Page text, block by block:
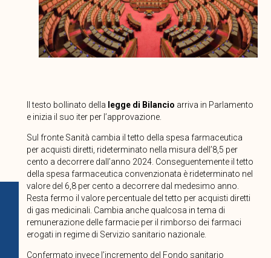
Il testo bollinato della legge di Bilancio arriva in Parlamento
e inizia il suo iter per l’approvazione.
Sul fronte Sanità cambia il tetto della spesa farmaceutica
per acquisti diretti, rideterminato nella misura dell’8,5 per
cento a decorrere dall’anno 2024. Conseguentemente il tetto
della spesa farmaceutica convenzionata è rideterminato nel
valore del 6,8 per cento a decorrere dal medesimo anno.
Resta fermo il valore percentuale del tetto per acquisti diretti
di gas medicinali. Cambia anche qualcosa in tema di
remunerazione delle farmacie per il rimborso dei farmaci
erogati in regime di Servizio sanitario nazionale.
Confermato invece l’incremento del Fondo sanitario